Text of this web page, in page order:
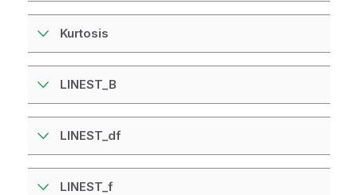
Kurtosis
LINEST_B
LINEST_df
LINEST_f